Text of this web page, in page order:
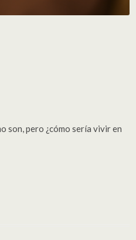
son, pero ¿cómo sería vivir en